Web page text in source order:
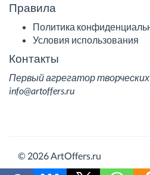
Правила
Политика
Условия использования
Контакты
Первый агрегатор творческих
info@artoffers.ru
© 2026 ArtOffers.ru